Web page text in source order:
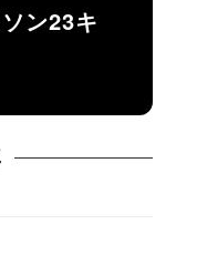
ン23キ